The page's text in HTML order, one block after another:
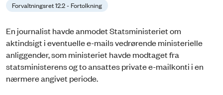
Forvaltningsret 12.2 - Fortolkning
En journalist havde anmodet Statsministeriet om
aktindsigt i eventuelle e-mails vedrørende ministerielle
anliggender, som ministeriet havde modtaget fra
statsministerens og to ansattes private e-mailkonti i en
nærmere angivet periode.